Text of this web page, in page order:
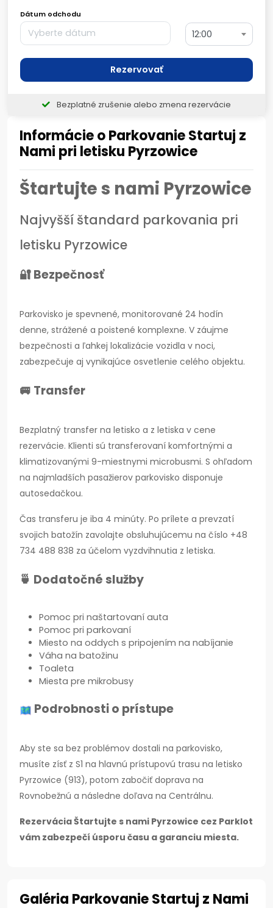
Informácie o Parkovanie Startuj z
Nami pri letisku Pyrzowice
Štartujte s nami Pyrzowice
Najvyšší štandard parkovania pri
letisku Pyrzowice
🔐 Bezpečnosť
Parkovisko je spevnené, monitorované 24 hodín
denne, strážené a poistené komplexne. V záujme
bezpečnosti a ľahkej lokalizácie vozidla v noci,
zabezpečuje aj vynikajúce osvetlenie celého objektu.
🚐 Transfer
Bezplatný transfer na letisko a z letiska v cene
rezervácie. Klienti sú transferovaní komfortnými a
klimatizovanými 9-miestnymi microbusmi. S ohľadom
na najmladších pasažierov parkovisko disponuje
autosedačkou.
Čas transferu je iba 4 minúty. Po prílete a prevzatí
svojich batožín zavolajte obsluhujúcemu na číslo +48
734 488 838 za účelom vyzdvihnutia z letiska.
🍵 Dodatočné služby
Pomoc pri naštartovaní auta
Pomoc pri parkovaní
Miesto na oddych s pripojením na nabíjanie
Váha na batožinu
Toaleta
Miesta pre mikrobusy
Podrobnosti o prístupe
Aby ste sa bez problémov dostali na parkovisko,
musíte zísť z S1 na hlavnú prístupovú trasu na letisko
Pyrzowice (913), potom zabočiť doprava na
Rovnobežnú a následne doľava na Centrálnu.
Rezervácia Štartujte s nami Pyrzowice cez Parklot
vám zabezpečí úsporu času a garanciu miesta.
Galéria Parkovanie Startuj z Nami
Dátum odchodu
12:00
Rezervovať
Bezplatné zrušenie alebo zmena rezervácie